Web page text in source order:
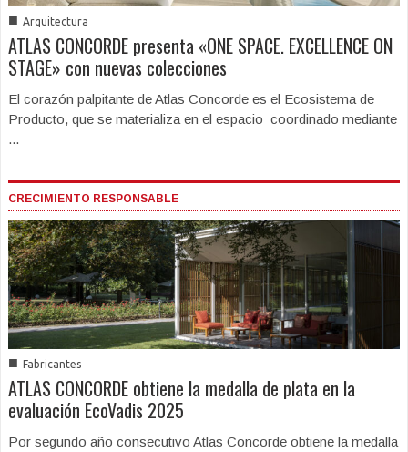
■ Arquitectura
ATLAS CONCORDE presenta «ONE SPACE. EXCELLENCE ON
STAGE» con nuevas colecciones
El corazón palpitante de Atlas Concorde es el Ecosistema de
Producto, que se materializa en el espacio coordinado mediante
...
CRECIMIENTO RESPONSABLE
■ Fabricantes
ATLAS CONCORDE obtiene la medalla de plata en la
evaluación EcoVadis 2025
Por segundo año consecutivo Atlas Concorde obtiene la medalla